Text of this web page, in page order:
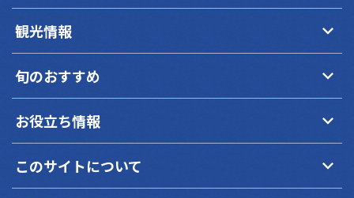
観光情報 keyboard_arrow_down
旬のおすすめ keyboard_arrow_down
お役立ち情報 keyboard_arrow_down
このサイトについて keyboard_arrow_down